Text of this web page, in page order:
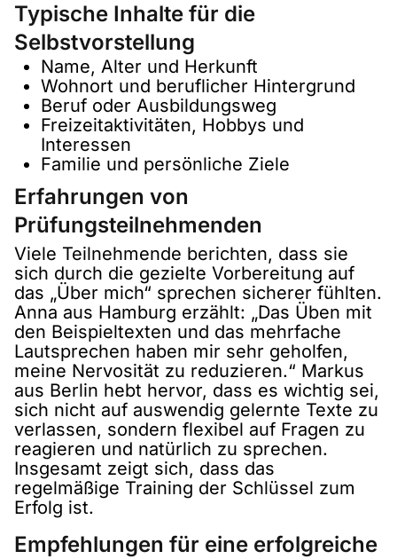
Typische Inhalte für die
Selbstvorstellung
Name, Alter und Herkunft
Wohnort und beruflicher Hintergrund
Beruf oder Ausbildungsweg
Freizeitaktivitäten, Hobbys und
Interessen
Familie und persönliche Ziele
Erfahrungen von
Prüfungsteilnehmenden
Viele Teilnehmende berichten, dass sie
sich durch die gezielte Vorbereitung auf
das „Über mich“ sprechen sicherer fühlten.
Anna aus Hamburg erzählt: „Das Üben mit
den Beispieltexten und das mehrfache
Lautsprechen haben mir sehr geholfen,
meine Nervosität zu reduzieren.“ Markus
aus Berlin hebt hervor, dass es wichtig sei,
sich nicht auf auswendig gelernte Texte zu
verlassen, sondern flexibel auf Fragen zu
reagieren und natürlich zu sprechen.
Insgesamt zeigt sich, dass das
regelmäßige Training der Schlüssel zum
Erfolg ist.
Empfehlungen für eine erfolgreiche